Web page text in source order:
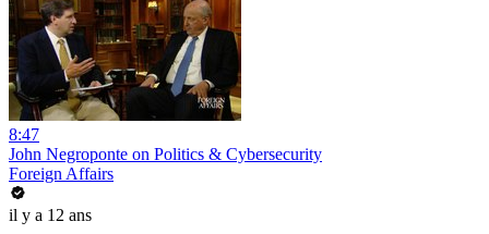
8:47
John Negroponte on Politics & Cybersecurity
Foreign Affairs
il y a 12 ans